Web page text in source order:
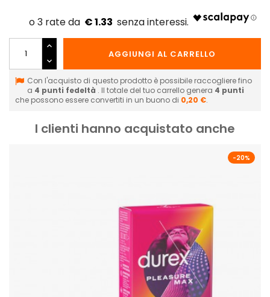
€ 1.33
AGGIUNGI AL CARRELLO
Con l'acquisto di questo prodotto è possibile raccogliere fino
a 4 punti fedeltà . Il totale del tuo carrello genera 4 punti
che possono essere convertiti in un buono di 0,20 €.
I clienti hanno acquistato anche
-20%